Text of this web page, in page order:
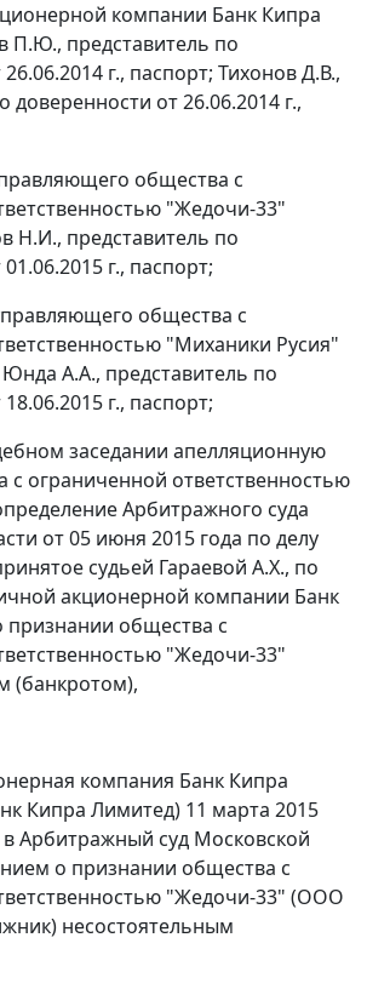
компании Банк Кипра
П.Ю., представитель по
г., паспорт; Тихонов Д.В.,
доверенности от 26.06.2014 г.,
общества с
"Жедочи-33"
Н.И., представитель по
г., паспорт;
общества с
"Миханики Русия"
А.А., представитель по
г., паспорт;
заседании апелляционную
с ограниченной ответственностью
Арбитражного суда
от 05 июня 2015 года по делу
судьей Гараевой А.Х., по
акционерной компании Банк
общества с
"Жедочи-33"
(банкротом),
компания Банк Кипра
Кипра Лимитед) 11 марта 2015
в Арбитражный суд Московской
о признании общества с
"Жедочи-33" (ООО
несостоятельным